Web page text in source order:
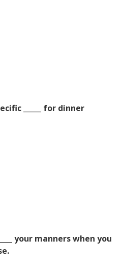
_____ for dinner
your manners when you